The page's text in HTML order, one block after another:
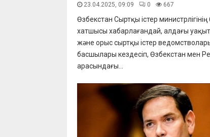
23.04.2025, 09:09 0 667
Өзбекстан Сыртқы істер министрлігінің
хатшысы хабарлағандай, алдағы
және орыс сыртқы істер
басшылары кездесіп, Өзбекстан мен
арасындағы...